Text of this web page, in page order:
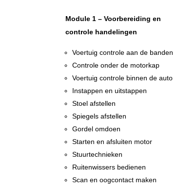
Module 1 – Voorbereiding en
controle handelingen
Voertuig controle aan de banden
Controle onder de motorkap
Voertuig controle binnen de auto
Instappen en uitstappen
Stoel afstellen
Spiegels afstellen
Gordel omdoen
Starten en afsluiten motor
Stuurtechnieken
Ruitenwissers bedienen
Scan en oogcontact maken